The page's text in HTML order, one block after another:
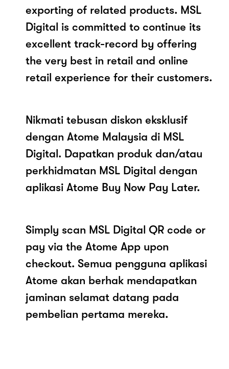
exporting of related products. MSL
Digital is committed to continue its
excellent track-record by offering
the very best in retail and online
retail experience for their customers.
Nikmati tebusan diskon eksklusif
dengan Atome Malaysia di MSL
Digital. Dapatkan produk dan/atau
perkhidmatan MSL Digital dengan
aplikasi Atome Buy Now Pay Later.
Simply scan MSL Digital QR code or
pay via the Atome App upon
checkout. Semua pengguna aplikasi
Atome akan berhak mendapatkan
jaminan selamat datang pada
pembelian pertama mereka.